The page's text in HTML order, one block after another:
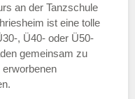
an der Tanzschule
ist eine tolle
, Ü40- oder Ü50-
gemeinsam zu